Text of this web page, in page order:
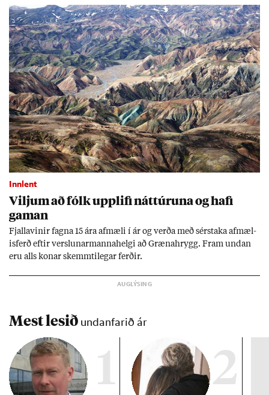
Innlent
Vilj­um að fólk upp­lifi nátt­úr­una og hafi
gam­an
Fjalla­vin­ir fagna 15 ára af­mæli í ár og verða með sér­staka af­mæl­
is­ferð eft­ir versl­un­ar­manna­helgi að Græna­hrygg. Fram und­an
eru alls kon­ar skemmti­leg­ar ferð­ir.
Mest lesið undanfarið ár
1 2